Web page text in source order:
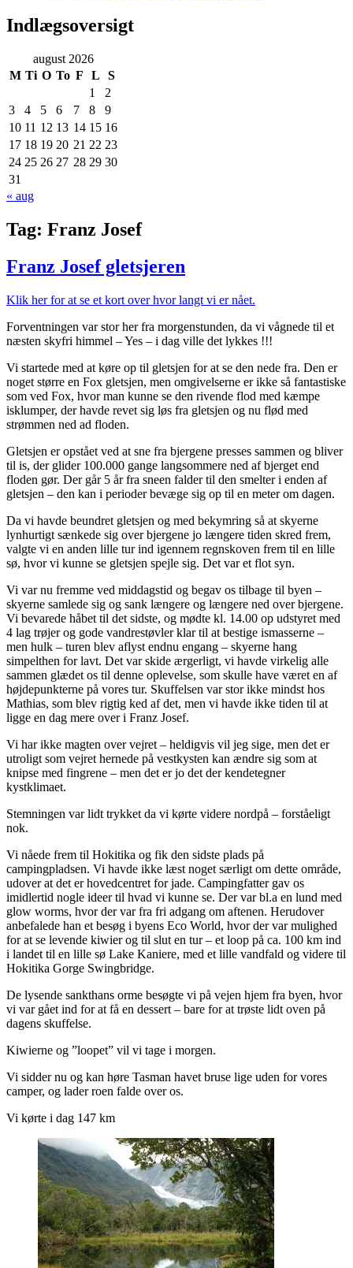
Indlægsoversigt
august 2026
M Ti O To F L
S
1
2
3
4 5 6 7 8
9
10 11 12 13 14 15 16
17 18 19 20 21 22 23
24 25 26 27 28 29 30
31
« aug
Tag: Franz Josef
Franz Josef gletsjeren
Klik her for at se et kort over hvor langt vi er nået.
Forventningen var stor her fra morgenstunden, da vi vågnede til et
næsten skyfri himmel – Yes – i dag ville det lykkes !!!
Vi startede med at køre op til gletsjen for at se den nede fra. Den er
noget større en Fox gletsjen, men omgivelserne er ikke så fantastiske
som ved Fox, hvor man kunne se den rivende flod med kæmpe
isklumper, der havde revet sig løs fra gletsjen og nu flød med
strømmen ned ad floden.
Gletsjen er opstået ved at sne fra bjergene presses sammen og bliver
til is, der glider 100.000 gange langsommere ned af bjerget end
floden gør. Der går 5 år fra sneen falder til den smelter i enden af
gletsjen – den kan i perioder bevæge sig op til en meter om dagen.
Da vi havde beundret gletsjen og med bekymring så at skyerne
lynhurtigt sænkede sig over bjergene jo længere tiden skred frem,
valgte vi en anden lille tur ind igennem regnskoven frem til en lille
sø, hvor vi kunne se gletsjen spejle sig. Det var et flot syn.
Vi var nu fremme ved middagstid og begav os tilbage til byen –
skyerne samlede sig og sank længere og længere ned over bjergene.
Vi bevarede håbet til det sidste, og mødte kl. 14.00 op udstyret med
4 lag trøjer og gode vandrestøvler klar til at bestige ismasserne –
men hulk – turen blev aflyst endnu engang – skyerne hang
simpelthen for lavt. Det var skide ærgerligt, vi havde virkelig alle
sammen glædet os til denne oplevelse, som skulle have været en af
højdepunkterne på vores tur. Skuffelsen var stor ikke mindst hos
Mathias, som blev rigtig ked af det, men vi havde ikke tiden til at
ligge en dag mere over i Franz Josef.
Vi har ikke magten over vejret – heldigvis vil jeg sige, men det er
utroligt som vejret hernede på vestkysten kan ændre sig som at
knipse med fingrene – men det er jo det der kendetegner
kystklimaet.
Stemningen var lidt trykket da vi kørte videre nordpå – forståeligt
nok.
Vi nåede frem til Hokitika og fik den sidste plads på
campingpladsen. Vi havde ikke læst noget særligt om dette område,
udover at det er hovedcentret for jade. Campingfatter gav os
imidlertid nogle ideer til hvad vi kunne se. Der var bl.a en lund med
glow worms, hvor der var fra fri adgang om aftenen. Herudover
anbefalede han et besøg i byens Eco World, hvor der var mulighed
for at se levende kiwier og til slut en tur – et loop på ca. 100 km ind
i landet til en lille sø Lake Kaniere, med et lille vandfald og videre til
Hokitika Gorge Swingbridge.
De lysende sankthans orme besøgte vi på vejen hjem fra byen, hvor
vi var gået ind for at få en dessert – bare for at trøste lidt oven på
dagens skuffelse.
Kiwierne og ”loopet” vil vi tage i morgen.
Vi sidder nu og kan høre Tasman havet bruse lige uden for vores
camper, og lader roen falde over os.
Vi kørte i dag 147 km